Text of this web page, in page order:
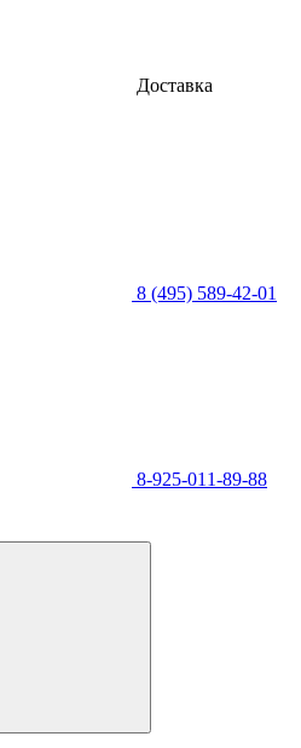
Доставка
8 (495) 589-42-01
8-925-011-89-88